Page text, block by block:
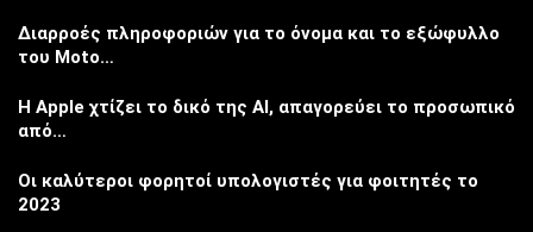
Διαρροές πληροφοριών για το όνομα και το εξώφυλλο
του Moto…
Η Apple χτίζει το δικό της AI, απαγορεύει το προσωπικό
από…
Οι καλύτεροι φορητοί υπολογιστές για φοιτητές το
2023